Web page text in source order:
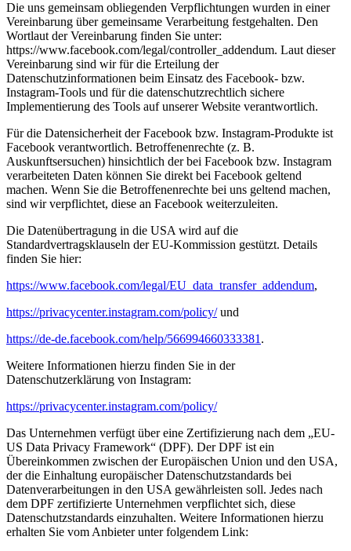
Die uns gemeinsam obliegenden Verpflichtungen wurden in einer
Vereinbarung über gemeinsame Verarbeitung festgehalten. Den
Wortlaut der Vereinbarung finden Sie unter:
https://www.facebook.com/legal/controller_addendum. Laut dieser
Vereinbarung sind wir für die Erteilung der
Datenschutzinformationen beim Einsatz des Facebook- bzw.
Instagram-Tools und für die datenschutzrechtlich sichere
Implementierung des Tools auf unserer Website verantwortlich.
Für die Datensicherheit der Facebook bzw. Instagram-Produkte ist
Facebook verantwortlich. Betroffenenrechte (z. B.
Auskunftsersuchen) hinsichtlich der bei Facebook bzw. Instagram
verarbeiteten Daten können Sie direkt bei Facebook geltend
machen. Wenn Sie die Betroffenenrechte bei uns geltend machen,
sind wir verpflichtet, diese an Facebook weiterzuleiten.
Die Datenübertragung in die USA wird auf die
Standardvertragsklauseln der EU-Kommission gestützt. Details
finden Sie hier:
https://www.facebook.com/legal/EU_data_transfer_addendum,
https://privacycenter.instagram.com/policy/und
https://de-de.facebook.com/help/566994660333381 .
Weitere Informationen hierzu finden Sie in der
Datenschutzerklärung von Instagram:
https://privacycenter.instagram.com/policy/
Das Unternehmen verfügt über eine Zertifizierung nach dem „EU-
US Data Privacy Framework“ (DPF). Der DPF ist ein
Übereinkommen zwischen der Europäischen Union und den USA,
der die Einhaltung europäischer Datenschutzstandards bei
Datenverarbeitungen in den USA gewährleisten soll. Jedes nach
dem DPF zertifizierte Unternehmen verpflichtet sich, diese
Datenschutzstandards einzuhalten. Weitere Informationen hierzu
erhalten Sie vom Anbieter unter folgendem Link: